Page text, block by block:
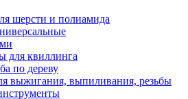
шерсти и полиамида
для квиллинга
по дереву
выжигания, выпиливания, резьбы